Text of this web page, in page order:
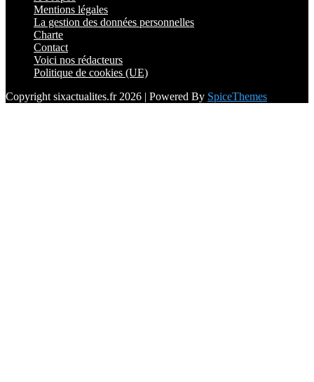
Mentions légales
La gestion des données personnelles
Charte
Contact
Voici nos rédacteurs
Politique de cookies (UE)
Copyright sixactualites.fr 2026 | Powered By SpiceThemes